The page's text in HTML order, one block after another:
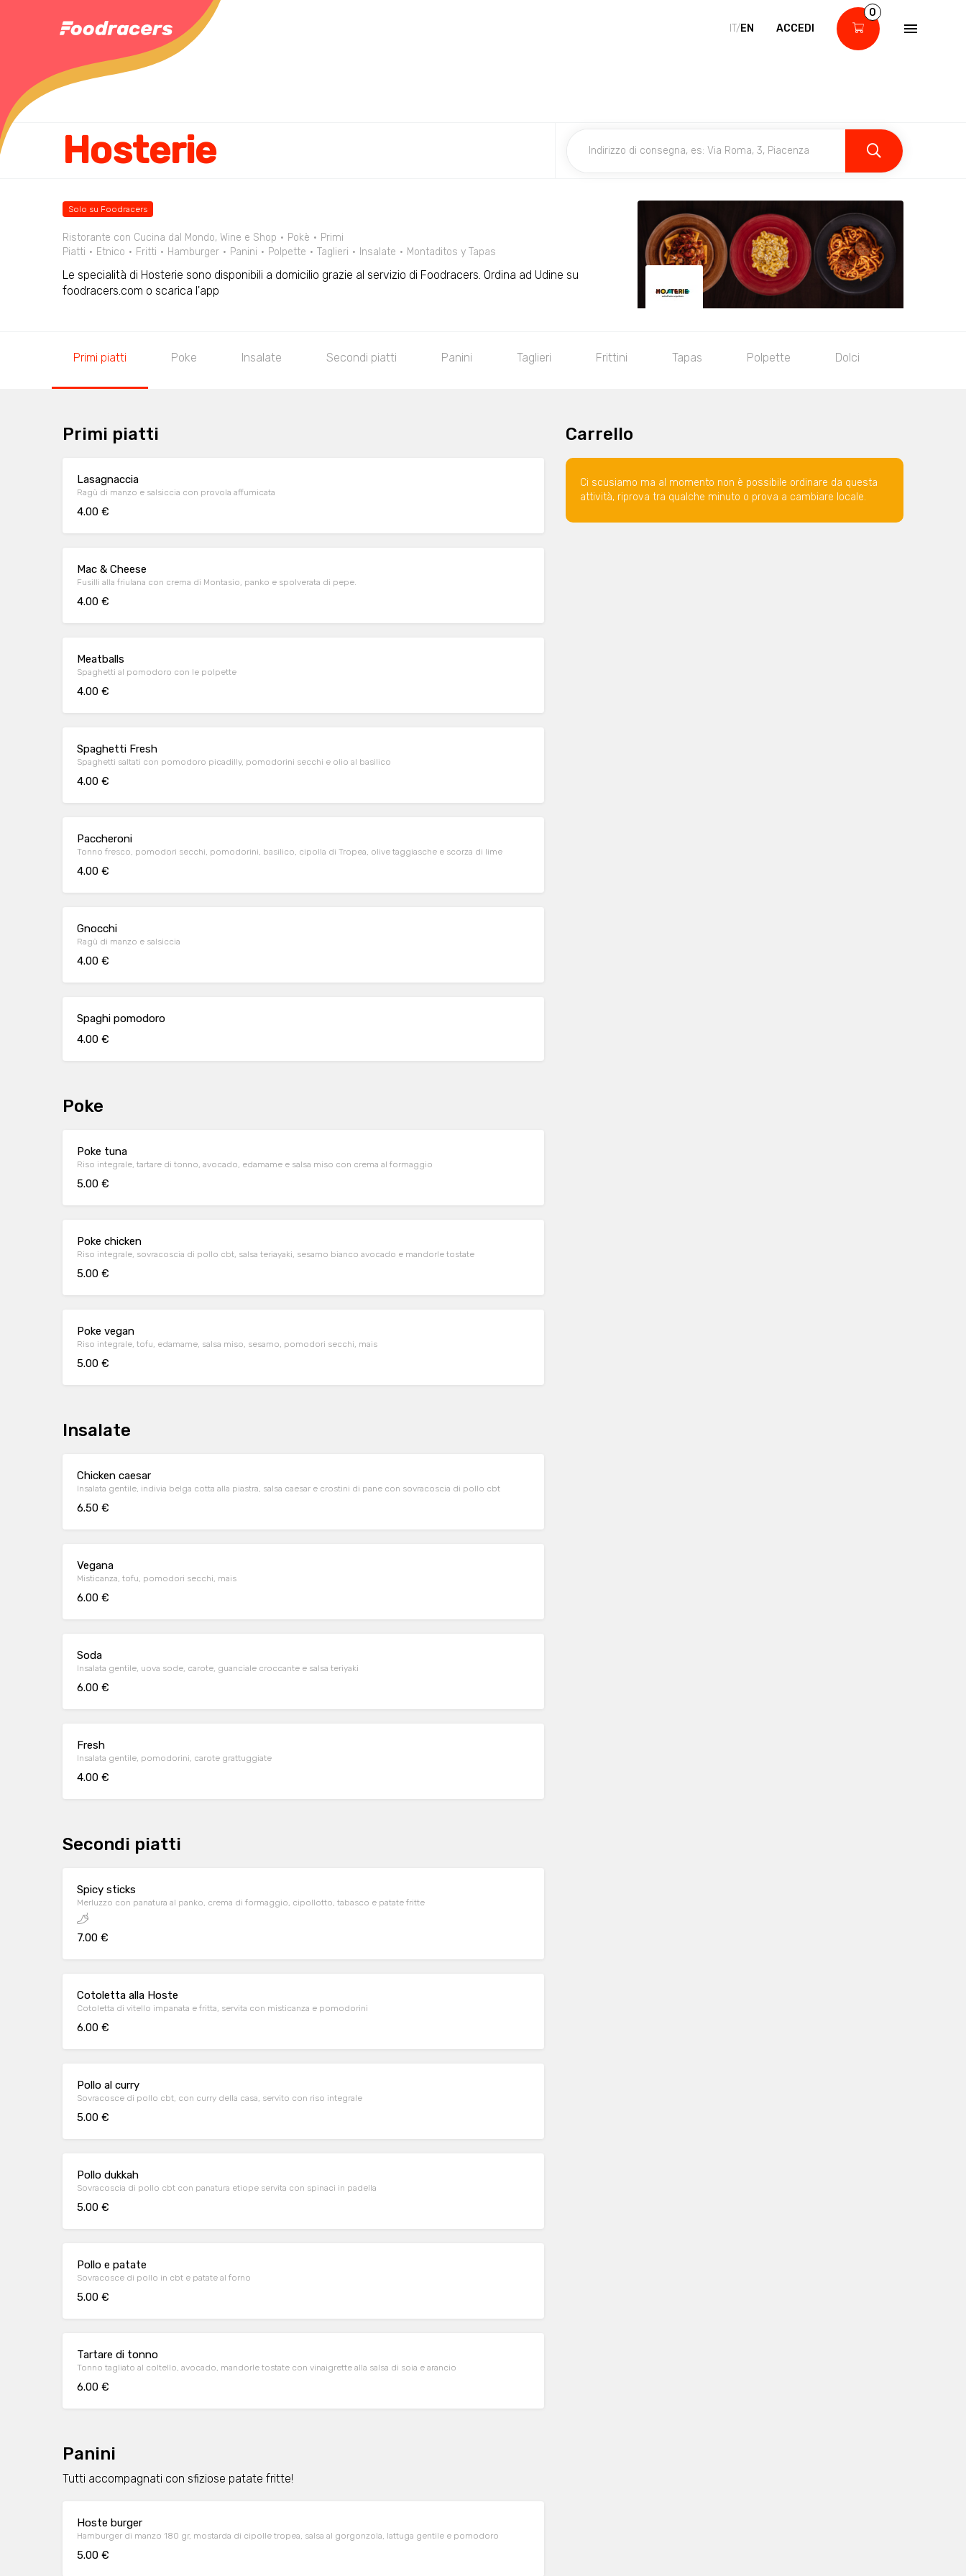
IT/EN ACCEDI
0
Hosterie
Solo su Foodracers
Ristorante con Cucina dal Mondo, Wine e Shop Pokè
Primi
Piatti
Etnico Fritti Hamburger Panini Polpette Taglieri Insalate Montaditos y Tapas
Le specialità di Hosterie sono disponibili a domicilio grazie al servizio di Foodracers. Ordina ad Udine su
foodracers.com o scarica l'app
Primi piatti Poke Insalate Secondi piatti Panini Taglieri Frittini Tapas Polpette Dolci
Primi piatti
Lasagnaccia
Ragù di manzo e salsiccia con provola affumicata
4.00 €
Mac & Cheese
Fusilli alla friulana con crema di Montasio, panko e spolverata di pepe.
4.00 €
Meatballs
Spaghetti al pomodoro con le polpette
4.00 €
Spaghetti Fresh
Spaghetti saltati con pomodoro picadilly, pomodorini secchi e olio al basilico
4.00 €
Paccheroni
Tonno fresco, pomodori secchi, pomodorini, basilico, cipolla di Tropea, olive taggiasche e scorza di lime
4.00 €
Gnocchi
Ragù di manzo e salsiccia
4.00 €
Spaghi pomodoro
4.00 €
Poke
Poke tuna
Riso integrale, tartare di tonno, avocado, edamame e salsa miso con crema al formaggio
5.00 €
Poke chicken
Riso integrale, sovracoscia di pollo cbt, salsa teriayaki, sesamo bianco avocado e mandorle tostate
5.00 €
Poke vegan
Riso integrale, tofu, edamame, salsa miso, sesamo, pomodori secchi, mais
5.00 €
Insalate
Chicken caesar
Insalata gentile, indivia belga cotta alla piastra, salsa caesar e crostini di pane con sovracoscia di pollo cbt
6.50 €
Vegana
Misticanza, tofu, pomodori secchi, mais
6.00 €
Soda
Insalata gentile, uova sode, carote, guanciale croccante e salsa teriyaki
6.00 €
Fresh
Insalata gentile, pomodorini, carote grattuggiate
4.00 €
Secondi piatti
Spicy sticks
Merluzzo con panatura al panko, crema di formaggio, cipollotto, tabasco e patate fritte
7.00 €
Cotoletta alla Hoste
Cotoletta di vitello impanata e fritta, servita con misticanza e pomodorini
6.00 €
Pollo al curry
Sovracosce di pollo cbt, con curry della casa, servito con riso integrale
5.00 €
Pollo dukkah
Sovracoscia di pollo cbt con panatura etiope servita con spinaci in padella
5.00 €
Pollo e patate
Sovracosce di pollo in cbt e patate al forno
5.00 €
Tartare di tonno
Tonno tagliato al coltello, avocado, mandorle tostate con vinaigrette alla salsa di soia e arancio
6.00 €
Panini
Tutti accompagnati con sfiziose patate fritte!
Hoste burger
Hamburger di manzo 180 gr, mostarda di cipolle tropea, salsa al gorgonzola, lattuga gentile e pomodoro
5.00 €
Carrello
Ci scusiamo ma al momento non è possibile ordinare da questa
attività, riprova tra qualche minuto o prova a cambiare locale.